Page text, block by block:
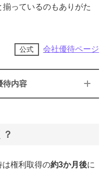
っているのもありがた
公式 会社優待ページ
待内容
は権利取得の約3か月後に